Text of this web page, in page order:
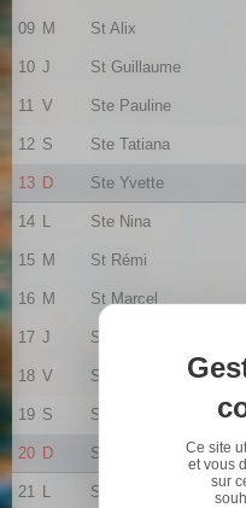
09 M St Alix
10 J St Guillaume
11 V Ste Pauline
12 S Ste Tatiana
13 D Ste Yvette
14 L Ste Nina
15 M St Rémi
16 M St Marcel
17 J Ste Roseline
18 V Ste Prisca
19 S St Marius
20 D St Sébastien
21 L Ste Agnès
Ce site
et vous
sur